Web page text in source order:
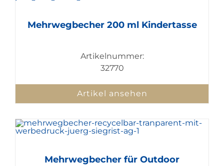
Mehrwegbecher 200 ml Kindertasse
Artikelnummer:
32770
Artikel ansehen
Mehrwegbecher für Outdoor